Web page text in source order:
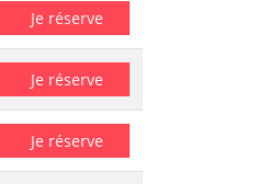
Je réserve
Je réserve
Je réserve